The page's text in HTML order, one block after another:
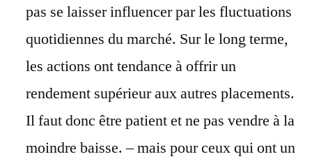
pas se laisser influencer par les fluctuations
quotidiennes du marché. Sur le long terme,
les actions ont tendance à offrir un
rendement supérieur aux autres placements.
Il faut donc être patient et ne pas vendre à la
moindre baisse. – mais pour ceux qui ont un